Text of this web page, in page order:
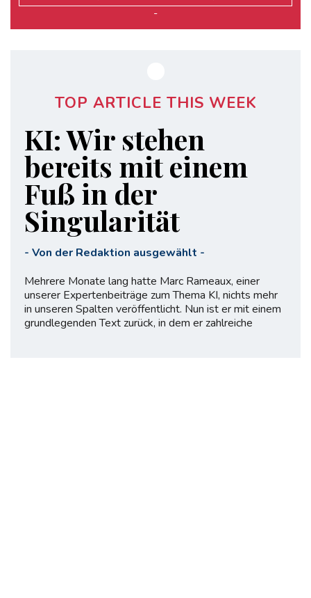
-
TOP ARTICLE THIS WEEK
KI: Wir stehen
bereits mit einem
Fuß in der
Singularität
- Von der Redaktion ausgewählt -
Mehrere Monate lang hatte Marc Rameaux, einer
unserer Expertenbeiträge zum Thema KI, nichts mehr
in unseren Spalten veröffentlicht. Nun ist er mit einem
grundlegenden Text zurück, in dem er zahlreiche